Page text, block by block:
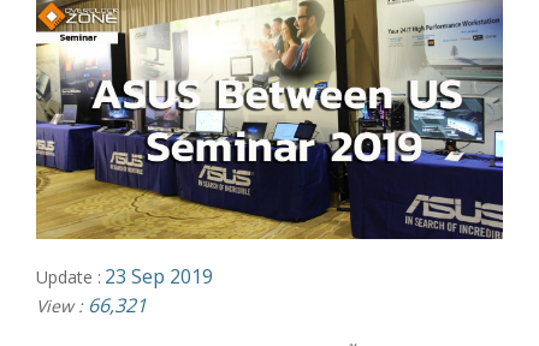
Update : 23 Sep 2019
View : 66,321